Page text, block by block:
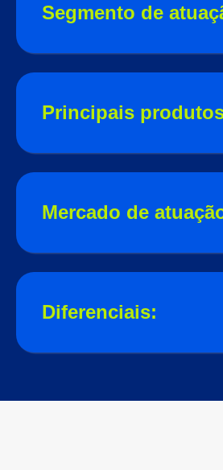
Segmento de
Principais
Mercado de
Diferenciais: